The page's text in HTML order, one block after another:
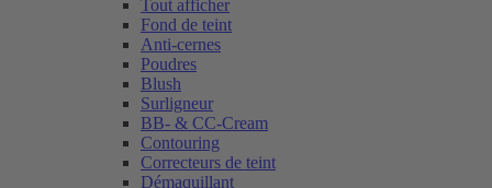
Tout afficher
Fond de teint
Anti-cernes
Poudres
Blush
Surligneur
BB- & CC-Cream
Contouring
Correcteurs de teint
Démaquillant